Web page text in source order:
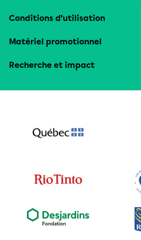
Conditions d’utilisation
Matériel promotionnel
Recherche et impact